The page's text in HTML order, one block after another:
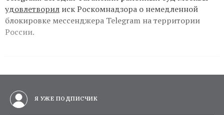
удовлетворил иск Роскомнадзора о немедленной
блокировке мессенджера Telegram на территории
России.
Я УЖЕ ПОДПИСЧИК